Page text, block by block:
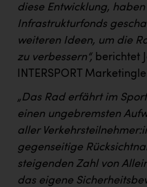
z.l.ö.
Österreichisches
Wirtschaftskammer OÖ
kunden basics
kontakt
diese Entwicklung,
Infrastrukturfonds
weiteren Ideen, um die
zu verbessern“, berichtet
INTERSPORT
„Das Rad erfährt im
einen ungebremsten
aller
gegenseitige
steigenden Zahl von
das eigene